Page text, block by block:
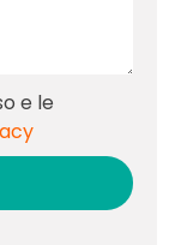
e le